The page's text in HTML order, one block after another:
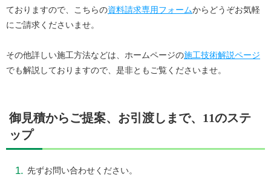
ておりますので、こちらの資料請求専用フォームからどうぞお気軽
にご請求くださいませ。
その他詳しい施工方法などは、ホームページの施工技術解説ページ
でも解説しておりますので、是非ともご覧くださいませ。
御見積からご提案、お引渡しまで、11のステ
ップ
先ずお問い合わせください。